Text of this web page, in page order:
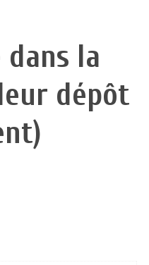
dans la
dépôt